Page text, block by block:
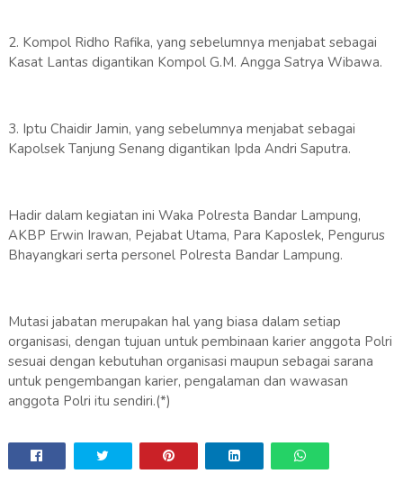
2. Kompol Ridho Rafika, yang sebelumnya menjabat sebagai
Kasat Lantas digantikan Kompol G.M. Angga Satrya Wibawa.
3. Iptu Chaidir Jamin, yang sebelumnya menjabat sebagai
Kapolsek Tanjung Senang digantikan Ipda Andri Saputra.
Hadir dalam kegiatan ini Waka Polresta Bandar Lampung,
AKBP Erwin Irawan, Pejabat Utama, Para Kaposlek, Pengurus
Bhayangkari serta personel Polresta Bandar Lampung.
Mutasi jabatan merupakan hal yang biasa dalam setiap
organisasi, dengan tujuan untuk pembinaan karier anggota Polri
sesuai dengan kebutuhan organisasi maupun sebagai sarana
untuk pengembangan karier, pengalaman dan wawasan
anggota Polri itu sendiri.(*)